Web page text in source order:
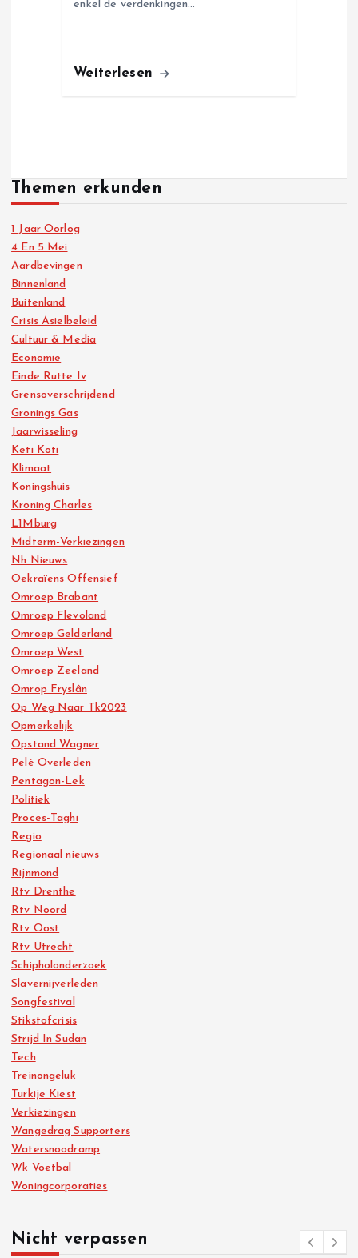
enkel de verdenkingen…
Weiterlesen
Themen erkunden
1 Jaar Oorlog
4 En 5 Mei
Aardbevingen
Binnenland
Buitenland
Crisis Asielbeleid
Cultuur & Media
Economie
Einde Rutte Iv
Grensoverschrijdend
Gronings Gas
Jaarwisseling
Keti Koti
Klimaat
Koningshuis
Kroning Charles
L1Mburg
Midterm-Verkiezingen
Nh Nieuws
Oekraïens Offensief
Omroep Brabant
Omroep Flevoland
Omroep Gelderland
Omroep West
Omroep Zeeland
Omrop Fryslân
Op Weg Naar Tk2023
Opmerkelijk
Opstand Wagner
Pelé Overleden
Pentagon-Lek
Politiek
Proces-Taghi
Regio
Regionaal nieuws
Rijnmond
Rtv Drenthe
Rtv Noord
Rtv Oost
Rtv Utrecht
Schipholonderzoek
Slavernijverleden
Songfestival
Stikstofcrisis
Strijd In Sudan
Tech
Treinongeluk
Turkije Kiest
Verkiezingen
Wangedrag Supporters
Watersnoodramp
Wk Voetbal
Woningcorporaties
Nicht verpassen